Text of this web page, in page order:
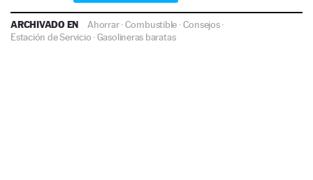
ARCHIVADO EN Ahorrar·Combustible ·Consejos·
Estación de Servicio ·Gasolineras baratas